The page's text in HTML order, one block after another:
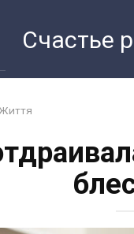
Счастье
Життя